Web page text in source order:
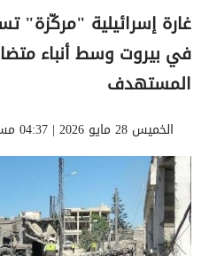
غارة إسرائيلية
في بيروت وسط أنباء
المستهدف
الخميس 28 مايو 2026 | 04:37 مساءً